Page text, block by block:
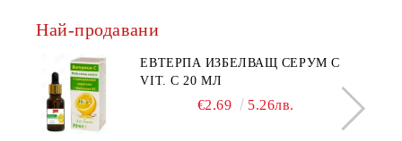
Най-продавани
ЕВТЕРПА ИЗБЕЛВАЩ СЕРУМ С
VIT. C 20 МЛ
€2.69 5.26лв.